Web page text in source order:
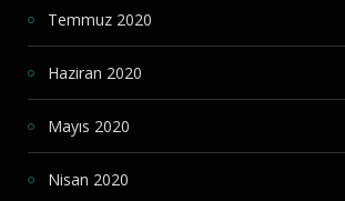
Temmuz 2020
Haziran 2020
Mayıs 2020
Nisan 2020